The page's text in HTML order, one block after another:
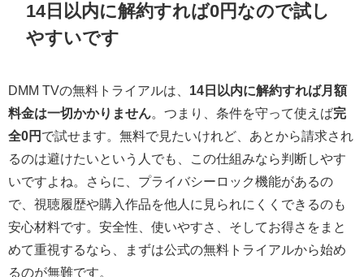
14日以内に解約すれば0円なので試し
やすいです
DMM TVの無料トライアルは、 14日以内に解約すれば月額
料金は一切かかりません 。つまり、条件を守って使えば完
全0円 で試せます。無料で見たいけれど、あとから請求され
るのは避けたいという人でも、この仕組みなら判断しやす
いですよね。さらに、プライバシーロック機能があるの
で、視聴履歴や購入作品を他人に見られにくくできるのも
安心材料です。安全性、使いやすさ、そしてお得さをまと
めて重視するなら、まずは公式の無料トライアルから始め
るのが無難です。